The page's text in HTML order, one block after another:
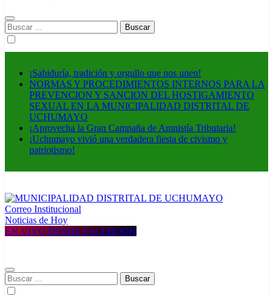
Buscar:
¡Sabiduría, tradición y orgullo que nos unen!
NORMAS Y PROCEDIMIENTOS INTERNOS PARA LA
PREVENCION Y SANCION DEL HOSTIGAMIENTO
SEXUAL EN LA MUNICIPALIDAD DISTRITAL DE
UCHUMAYO
¡Aprovecha la Gran Campaña de Amnistía Tributaria!
¡Uchumayo vivió una verdadera fiesta de civismo y
patriotismo!
MUNICIPALIDAD DISTRITAL DE UCHUMAYO
Construyendo una nueva Historia
Correo Institucional
Noticias de Hoy
EN VIVO DESDE FACEBOOK
Buscar: